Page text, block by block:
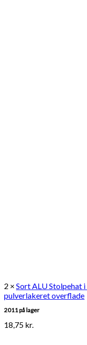
2 × Sort ALU Stolpehat
pulverlakeret overflade
2011 på lager
18,75 kr.